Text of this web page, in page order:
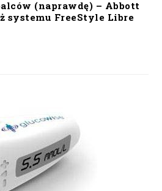
(naprawdę) – Abbott
systemu FreeStyle Libre